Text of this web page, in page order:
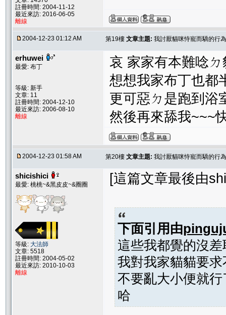
註冊時間: 2004-11-12
最近來訪: 2016-06-05
離線
2004-12-23 01:12 AM 第19樓 文章主題: 我討厭貓咪恃寵而驕的行
erhuwei
最愛: 布丁
等級: 新手
文章: 11
註冊時間: 2004-12-10
最近來訪: 2006-08-10
離線
哀 家家有本難唸
想想我家布丁也都
更可惡ㄉ是跑到浴
然後再來舔我~~~
2004-12-23 01:58 AM 第20樓 文章主題: 我討厭貓咪恃寵而驕的行
shicishici
最愛: 桃桃~&黑皮皮~&圈圈
等級: 大法師
文章: 5518
註冊時間: 2004-05-02
最近來訪: 2010-10-03
離線
[這篇文章最後由
下面引用由
這些我都覺的沒差
我對我家貓貓要求
不要亂大小便就行
哈